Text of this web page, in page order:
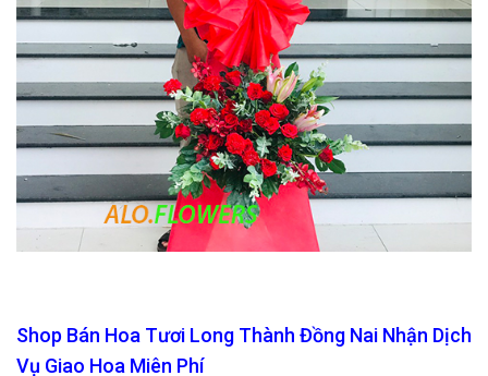
Shop Bán Hoa Tươi Long Thành Đồng Nai Nhận Dịch
Vụ Giao Hoa Miên Phí